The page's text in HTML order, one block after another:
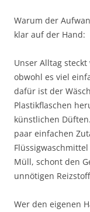
Warum der
klar auf der Hand:
Unser Alltag
obwohl es viel
dafür ist der
Plastikflaschen
künstlichen
paar einfachen
Müll, schont den
unnötigen
Wer den eigenen